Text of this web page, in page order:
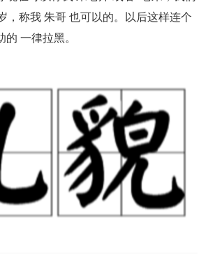
，称我 朱哥 也可以的。以后这样连个
一律拉黑。